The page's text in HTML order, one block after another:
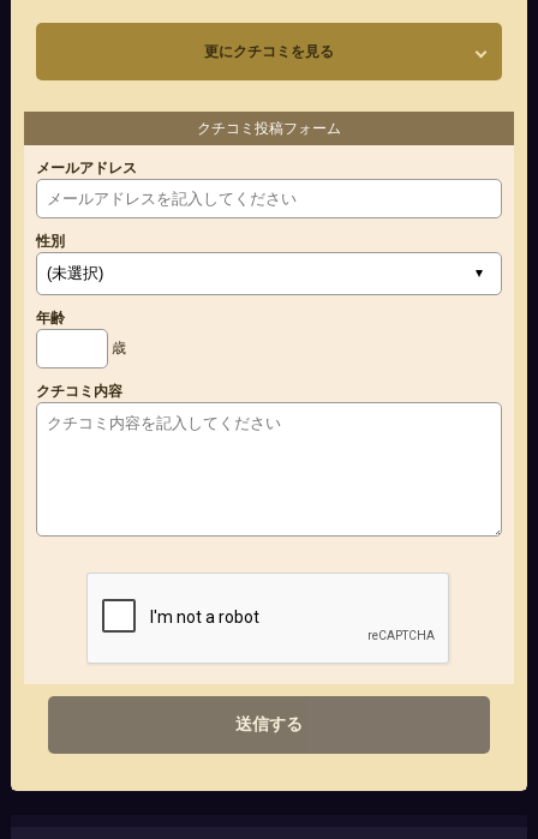
更にクチコミを見る
クチコミ投稿フォーム
メールアドレス
性別
年齢
歳
クチコミ内容
送信する